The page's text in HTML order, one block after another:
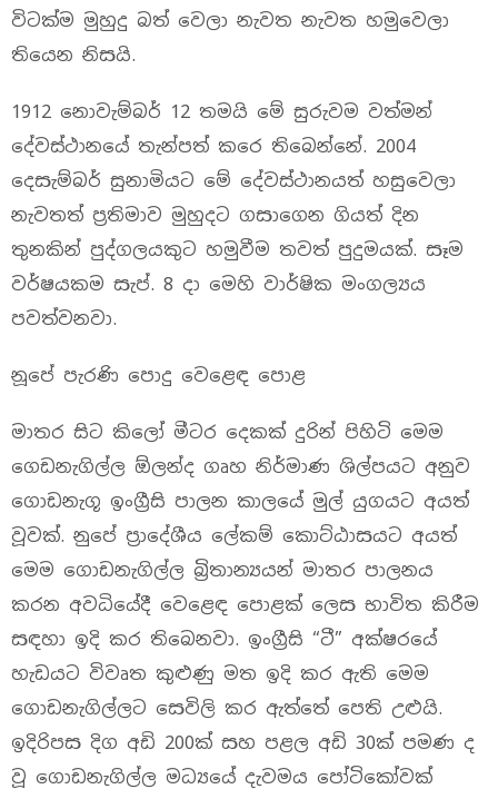
විටක්‌ම මුහුදු බත් වෙලා නැවත නැවත හමුවෙලා
තියෙන නිසයි.
1912 නොවැම්බර් 12 තමයි මේ සුරුවම වත්මන්
දේවස්‌ථානයේ තැන්පත් කරෙ තිබෙන්නේ. 2004
දෙසැම්බර් සුනාමියට මේ දේවස්‌ථානයත් හසුවෙලා
නැවතත් ප්‍රතිමාව මුහුදට ගසාගෙන ගියත් දින
තුනකින් පුද්ගලයකුට හමුවීම තවත් පුදුමයක්. සෑම
වර්ෂයකම සැප්. 8 දා මෙහි වාර්ෂික මංගල්‍යය
පවත්වනවා.
නූපේ පැරණි පොදු වෙළෙඳ පොළ
මාතර සිට කිලෝ මීටර දෙකක් දුරින් පිහිටි මෙම
ගෙඩනැගිල්ල ඕලන්ද ගෘහ නිර්මාණ ශිල්පයට අනුව
ගොඩනැගූ ඉංග්‍රීසි පාලන කාලයේ මුල් යුගයට අයත්
වූවක්. නුපේ ප්‍රා‍දේශීය ‍ලේකම් ‍කොට්ඨාසයට අයත්
‍මෙම ගොඩනැගිල්ල බ්‍රිතාන්‍යයන් මාතර පාලනය
කරන අවධියේදී වෙ‍ළෙඳ පොළක් ‍ලෙස භාවිත කිරීම
සඳහා ඉදි කර තිබෙනවා. ඉංග්‍රීසි “ටී” අක්ෂරයේ
හැඩයට විවෘත කුළුණු මත ඉදි කර ඇති ‍මෙම
ගොඩනැගිල්ලට සෙවිලි කර ඇත්තේ ‍පෙති උළුයි.
ඉදිරිපස දිග අඩි 200ක් සහ පළල අඩි 30ක් පමණ ද
වූ ගොඩනැගිල්ල මධ්‍යයේ දැවමය ‍පෝටි‍‍කෝවක්